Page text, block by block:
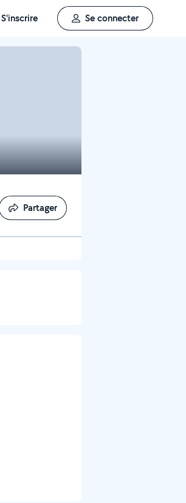
S'inscrire Se connecter
Partager
Partager